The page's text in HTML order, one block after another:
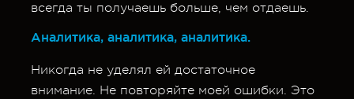
всегда ты получаешь больше, чем отдаешь.
Аналитика, аналитика, аналитика.
Никогда не уделял ей достаточное
внимание. Не повторяйте моей ошибки. Это